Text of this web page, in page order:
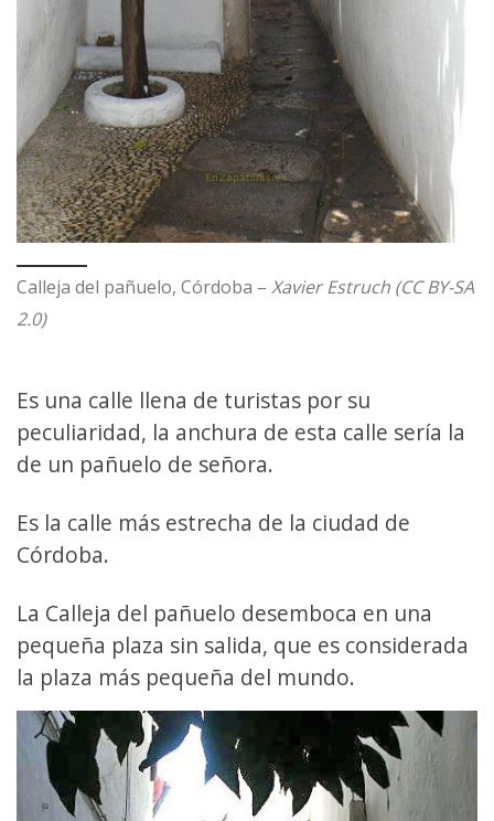
Calleja del pañuelo, Córdoba – Xavier Estruch (CC BY-SA
2.0)
Es una calle llena de turistas por su
peculiaridad, la anchura de esta calle sería la
de un pañuelo de señora.
Es la calle más estrecha de la ciudad de
Córdoba.
La Calleja del pañuelo desemboca en una
pequeña plaza sin salida, que es considerada
la plaza más pequeña del mundo.